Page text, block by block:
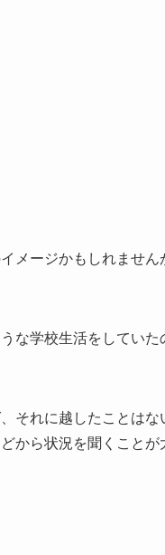
メージかもしれませ
な学校生活をしてい
それに越したことは
から状況を聞くことが